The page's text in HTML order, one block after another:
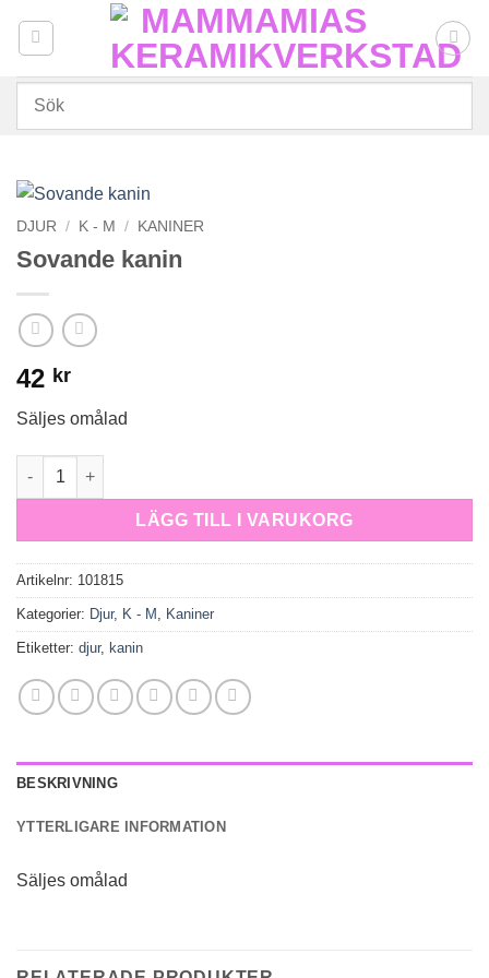
DJUR / K - M / KANINER
Sovande kanin
42 kr
Säljes omålad
Sovande kanin mängd
LÄGG TILL I VARUKORG
Artikelnr: 101815
Kategorier: Djur, K - M , Kaniner
Etiketter: djur, kanin
BESKRIVNING
YTTERLIGARE INFORMATION
Säljes omålad